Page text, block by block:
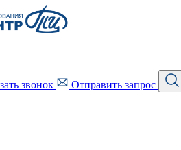
звонок Отправить запрос